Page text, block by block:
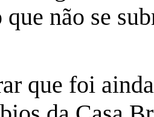
não se
que foi